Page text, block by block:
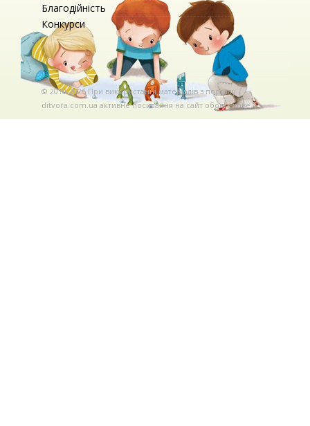
Благодійність
Конкурси
© 2010-2026 При використаннi матерiалiв з порталу
ditvora.com.ua активне посилання на сайт обов'язкове. .